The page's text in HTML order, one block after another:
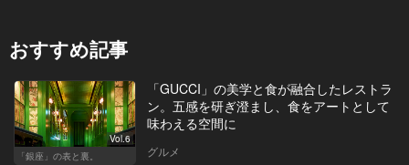
おすすめ記事
Vol.6
「銀座」の表と裏。
「GUCCI」の美学と食が融合したレストラ
ン。五感を研ぎ澄まし、食をアートとして
味わえる空間に
グルメ